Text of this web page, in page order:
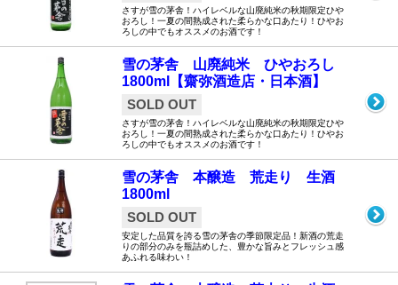
さすが雪の茅舎！ハイレベルな山廃純米の秋期限定ひや
おろし！一夏の間熟成された柔らかな口あたり！ひやお
ろしの中でもオススメのお酒です！
雪の茅舎 山廃純米 ひやおろし
1800ml【齋弥酒造店・日本酒】
SOLD OUT
さすが雪の茅舎！ハイレベルな山廃純米の秋期限定ひや
おろし！一夏の間熟成された柔らかな口あたり！ひやお
ろしの中でもオススメのお酒です！
雪の茅舎 本醸造 荒走り 生酒
1800ml
SOLD OUT
安定した品質を誇る雪の茅舎の季節限定品！新酒の荒走
りの部分のみを瓶詰めした、豊かな旨みとフレッシュ感
あふれる味わい！